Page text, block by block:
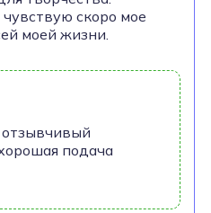
скоро мое
моей жизни.
подача